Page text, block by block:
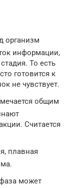
организм
информации,
То есть
готовится к
не чувствует.
общим
Считается
плавная
может